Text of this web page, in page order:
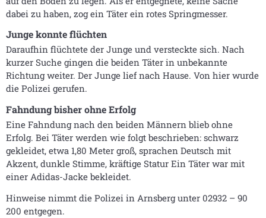
dabei zu haben, zog ein Täter ein rotes Springmesser.
Junge konnte flüchten
Daraufhin flüchtete der Junge und versteckte sich. Nach
kurzer Suche gingen die beiden Täter in unbekannte
Richtung weiter. Der Junge lief nach Hause. Von hier wurde
die Polizei gerufen.
Fahndung bisher ohne Erfolg
Eine Fahndung nach den beiden Männern blieb ohne
Erfolg. Bei Täter werden wie folgt beschrieben: schwarz
gekleidet, etwa 1,80 Meter groß, sprachen Deutsch mit
Akzent, dunkle Stimme, kräftige Statur Ein Täter war mit
einer Adidas-Jacke bekleidet.
Hinweise nimmt die Polizei in Arnsberg unter 02932 – 90
200 entgegen.